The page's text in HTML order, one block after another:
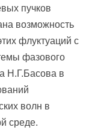
пучков
возможность
флуктуаций с
фазового
Н.Г.Басова в
волн в
среде.